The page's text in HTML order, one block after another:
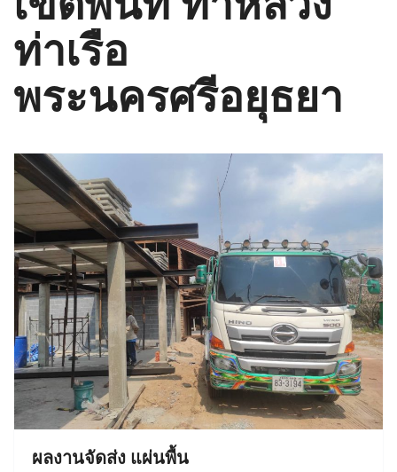
ท่าเรือ
พระนครศรีอยุธยา
ผลงานจัดส่ง แผ่นพื้น